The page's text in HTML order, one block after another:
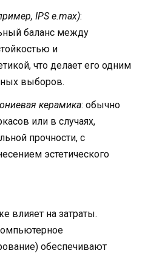
IPS e.max):
баланс между
и
что делает его одним
выборов.
керамика: обычно
или в случаях,
прочности, с
эстетического
влияет на затраты.
обеспечивают